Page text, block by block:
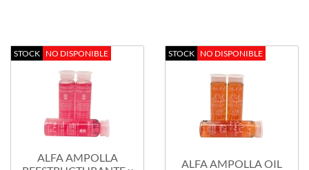
STOCK NO DISPONIBLE
ALFA AMPOLLA
STOCK NO DISPONIBLE
ALFA AMPOLLA OIL